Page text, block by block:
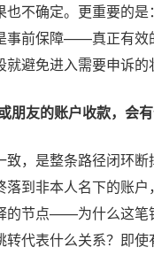
也不确定。更重要的
事前保障——真正有效
避免进入需要申诉的
朋友的账户收款，会有
致，是整条路径闭环断
落到非本人名下的账户
的节点——为什么这笔
转代表什么关系？即使